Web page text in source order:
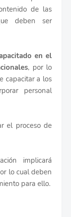
de las
deben ser
en el
, por lo
capacitar a los
personal
el proceso de
implicará
lo cual deben
para ello.